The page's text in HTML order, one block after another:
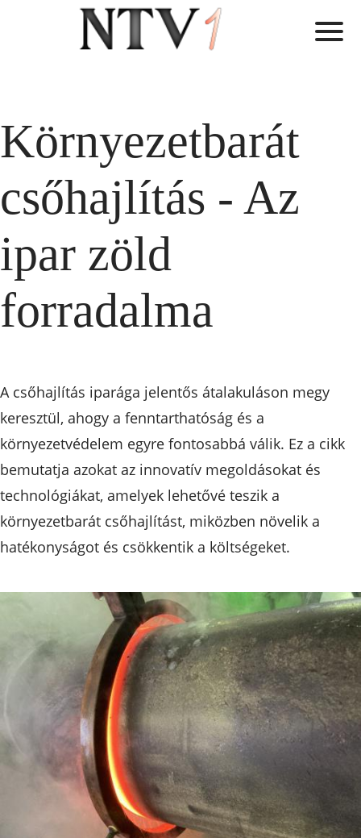
Környezetbarát
csőhajlítás - Az
ipar zöld
forradalma
A csőhajlítás iparága jelentős átalakuláson megy
keresztül, ahogy a fenntarthatóság és a
környezetvédelem egyre fontosabbá válik. Ez a cikk
bemutatja azokat az innovatív megoldásokat és
technológiákat, amelyek lehetővé teszik a
környezetbarát csőhajlítást, miközben növelik a
hatékonyságot és csökkentik a költségeket.